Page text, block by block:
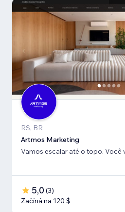
RS, BR
Artmos Marketing
Vamos escalar até o topo. Você
5,0 (3)
Začíná na 120 $